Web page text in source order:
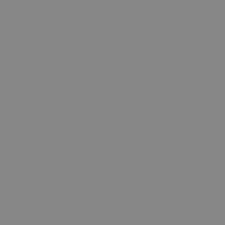
OpenX para
específicos.
en lugar
origen, no se
Universal
del servicio
se utiliza
número
de cliente. Se
y se utiliza
y campañas
el estado
de videos
esta cookie
de
si el visitante
de la
web.
para
de sesión y